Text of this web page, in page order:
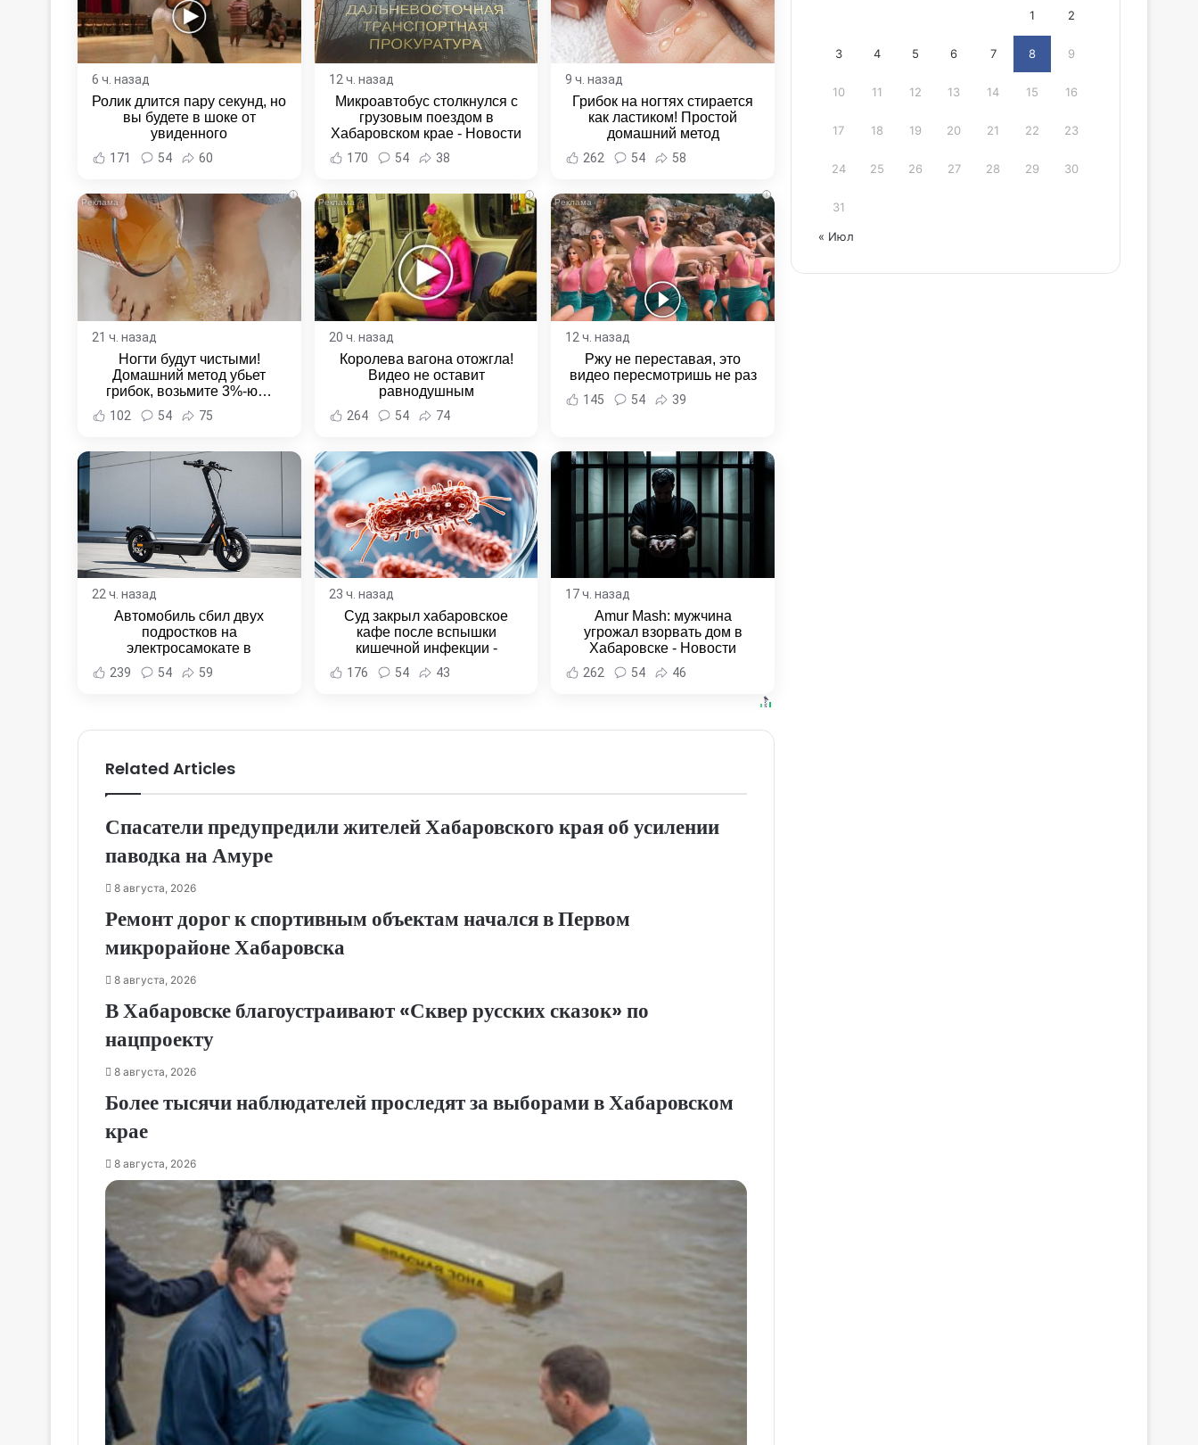
6 ч. назад
Ролик длится пару секунд, но
вы будете в шоке от
увиденного
171 54 60
12 ч. назад
Микроавтобус столкнулся с
грузовым поездом в
Хабаровском крае - Новости
Хабаровска и Хабаровского
края
170 54 38
9 ч. назад
Грибок на ногтях стирается
как ластиком! Простой
домашний метод
262 54 58
i
21 ч. назад
Ногти будут чистыми!
Домашний метод убьет
грибок, возьмите 3%-ю…
102 54 75
i
20 ч. назад
Королева вагона отожгла!
Видео не оставит
равнодушным
264 54 74
i
12 ч. назад
Ржу не переставая, это
видео пересмотришь не раз
145 54 39
22 ч. назад
Автомобиль сбил двух
подростков на
электросамокате в
Комсомольске-на-Амуре -
Новости Хабаровска и
239 54 59
23 ч. назад
Суд закрыл хабаровское
кафе после вспышки
кишечной инфекции -
Новости Хабаровска и
Хабаровского края
176 54 43
17 ч. назад
Amur Mash: мужчина
угрожал взорвать дом в
Хабаровске - Новости
Хабаровска и Хабаровского
края
262 54 46
Related Articles
Спасатели предупредили жителей Хабаровского края об усилении
паводка на Амуре
8 августа, 2026
Ремонт дорог к спортивным объектам начался в Первом
микрорайоне Хабаровска
8 августа, 2026
В Хабаровске благоустраивают «Сквер русских сказок» по
нацпроекту
8 августа, 2026
Более тысячи наблюдателей проследят за выборами в Хабаровском
крае
8 августа, 2026
1 2
3 4 5 6 7 8 9
10 11 12 13 14 15 16
17 18 19 20 21 22 23
24 25 26 27 28 29 30
31
« Июл